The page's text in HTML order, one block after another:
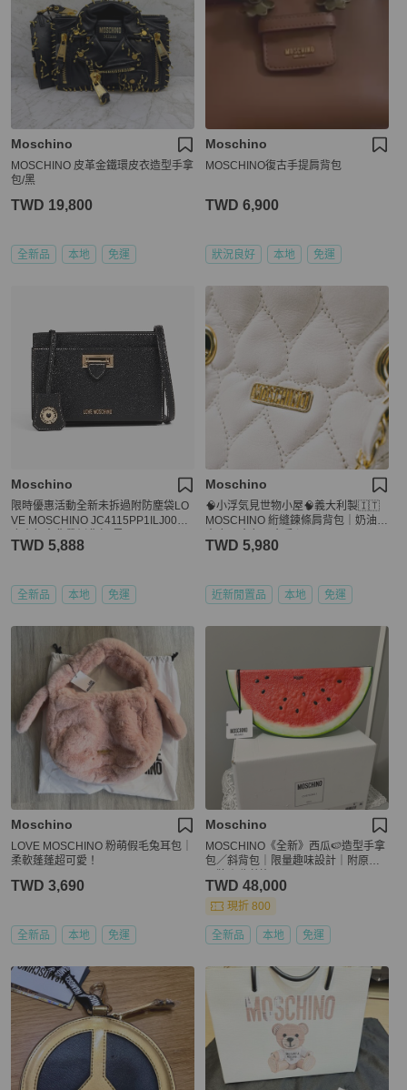
Moschino
MOSCHINO 皮革金鐵環皮衣造型手拿
包/黑
TWD 19,800
全新品 本地 免運
Moschino
MOSCHINO復古手提肩背包
TWD 6,900
狀況良好 本地 免運
Moschino
限時優惠活動全新未拆過附防塵袋LO
VE MOSCHINO JC4115PP1ILJ0000
TWD 5,888
全新品 本地 免運
Moschino
🧠小浮気見世物小屋🧠義大利製🇮🇹
MOSCHINO 絎縫鍊條肩背包｜奶油白
TWD 5,980
近新閒置品 本地 免運
Moschino
LOVE MOSCHINO 粉萌假毛兔耳包｜
柔軟蓬蓬超可愛！
TWD 3,690
全新品 本地 免運
Moschino
MOSCHINO《全新》西瓜🍉造型手拿
包／斜背包｜限量趣味設計｜附原盒
TWD 48,000
現折 800
全新品 本地 免運